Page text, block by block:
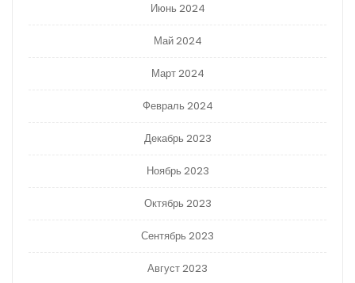
Июнь 2024
Май 2024
Март 2024
Февраль 2024
Декабрь 2023
Ноябрь 2023
Октябрь 2023
Сентябрь 2023
Август 2023